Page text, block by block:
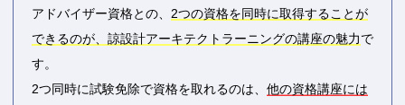
アドバイザー資格との、 2つの資格を同時に取得することが
できるのが、諒設計アーキテクトラーニングの講座の魅力で
す。
2つ同時に試験免除で資格を取れるのは、 他の資格講座には